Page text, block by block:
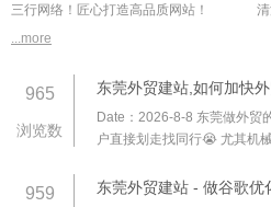
三行网络！匠心打造高品质网站！
...more
965
浏览数
东莞外贸建站,如何加快
Date：2026-8-8 东莞做外贸
户直接划走找同行😭 尤其机
巧，帮你把海外加载速度压到
959 东莞外贸建站 - 做谷歌优